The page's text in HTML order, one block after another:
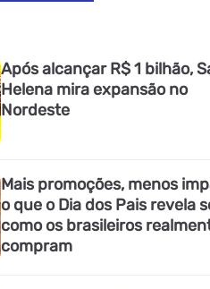
Após alcançar R$ 1 bilhão,
Helena mira expansão no
Nordeste
Mais promoções, menos
o que o Dia dos Pais revela
como os brasileiros
compram